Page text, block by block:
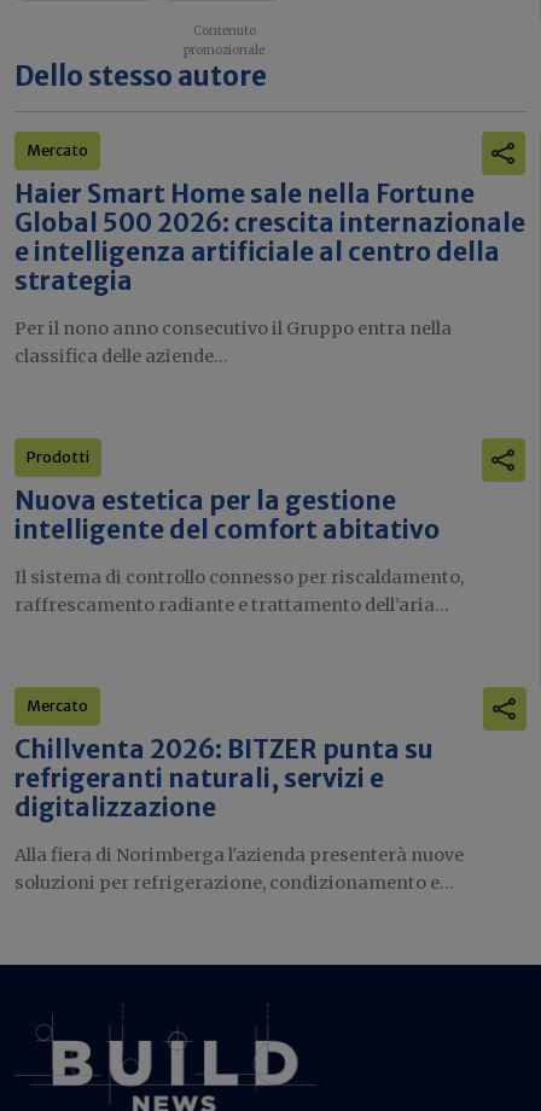
Dello stesso autore
Mercato
Haier Smart Home sale nella Fortune
Global 500 2026: crescita internazionale
e intelligenza artificiale al centro della
strategia
Per il nono anno consecutivo il Gruppo entra nella
classifica delle aziende...
Prodotti
Nuova estetica per la gestione
intelligente del comfort abitativo
Il sistema di controllo connesso per riscaldamento,
raffrescamento radiante e trattamento dell’aria...
Mercato
Chillventa 2026: BITZER punta su
refrigeranti naturali, servizi e
digitalizzazione
Alla fiera di Norimberga l'azienda presenterà nuove
soluzioni per refrigerazione, condizionamento e...